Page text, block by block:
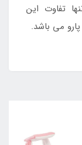
تفاوت این
می باشد.